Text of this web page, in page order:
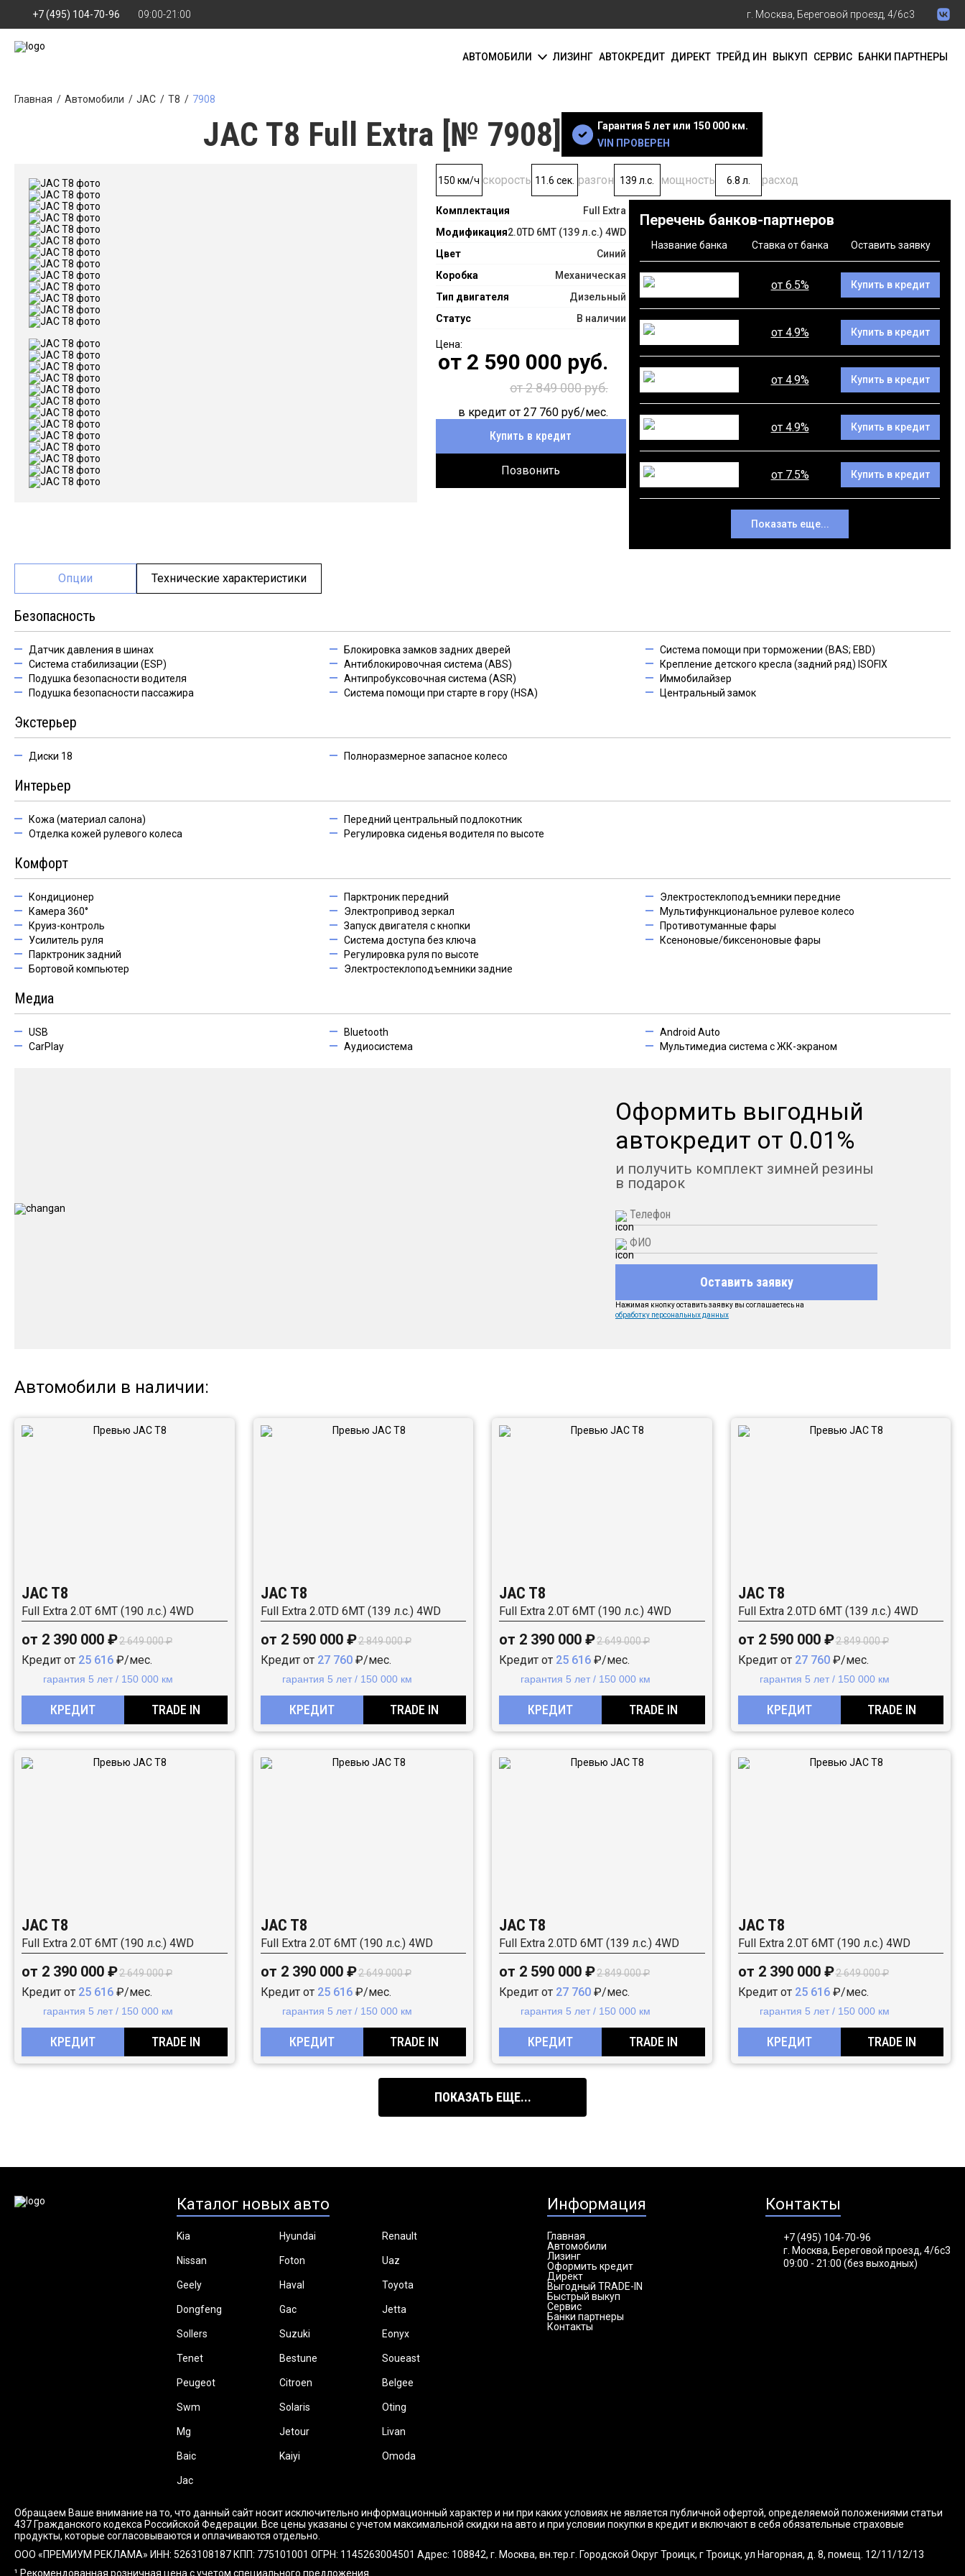
+7 (495) 104-70-96 09:00-21:00 г. Москва, Береговой проезд, 4/6с3
АВТОМОБИЛИ ЛИЗИНГ АВТОКРЕДИТ ДИРЕКТ ТРЕЙД ИН ВЫКУП СЕРВИС БАНКИ ПАРТНЕРЫ
Главная Автомобили JAC T8 7908
JAC T8 Full Extra [№ 7908]
Гарантия 5 лет или 150 000 км.
VIN ПРОВЕРЕН
Комплектация
Full Extra
Модификация2.0TD 6MT (139 л.с.) 4WD
Цвет
Синий
Коробка
Механическая
Тип двигателя
Дизельный
Статус
В наличии
150 км/ч скорость 11.6 сек. разгон 139 л.с. мощность 6.8 л. расход
от 2 590 000 руб.
от 2 849 000 руб.
в кредит от 27 760руб/мес.
Купить в кредит
Позвонить
Перечень банков-партнеров
Название банка Ставка от банка Оставить заявку
от 6.5% Купить в кредит
от 4.9% Купить в кредит
от 4.9% Купить в кредит
от 4.9% Купить в кредит
от 7.5% Купить в кредит
Показать еще...
Опции Технические характеристики
Безопасность
Датчик давления в шинах
Система стабилизации (ESP)
Подушка безопасности водителя
Подушка безопасности пассажира
Блокировка замков задних дверей
Антиблокировочная система (ABS)
Антипробуксовочная система (ASR)
Система помощи при старте в гору (HSA)
Система помощи при торможении (BAS; EBD)
Крепление детского кресла (задний ряд) ISOFIX
Иммобилайзер
Центральный замок
Экстерьер
Диски 18 Полноразмерное запасное колесо
Интерьер
Кожа (материал салона)
Отделка кожей рулевого колеса
Передний центральный подлокотник
Регулировка сиденья водителя по высоте
Комфорт
Кондиционер
Камера 360°
Круиз-контроль
Усилитель руля
Парктроник задний
Бортовой компьютер
Парктроник передний
Электропривод зеркал
Запуск двигателя с кнопки
Система доступа без ключа
Регулировка руля по высоте
Электростеклоподъемники задние
Электростеклоподъемники передние
Мультифункциональное рулевое колесо
Противотуманные фары
Ксеноновые/биксеноновые фары
Медиа
USB
CarPlay
Bluetooth
Аудиосистема
Android Auto
Мультимедиа система с ЖК-экраном
Оформить выгодный
автокредит от 0.01%
и получить комплект зимней резины
в подарок
Оставить заявку
Нажимая кнопку оставить заявку вы соглашаетесь на
обработку персональных данных
Автомобили в наличии:
JAC T8
Full Extra 2.0T 6MT (190 л.с.) 4WD
от 2 390 000 ₽2 649 000 ₽
Кредит от 25 616 ₽/мес.
гарантия 5 лет / 150 000 км
КРЕДИТ TRADE IN
JAC T8
Full Extra 2.0TD 6MT (139 л.с.) 4WD
от 2 590 000 ₽2 849 000 ₽
Кредит от 27 760₽/мес.
гарантия 5 лет / 150 000 км
КРЕДИТ TRADE IN
JAC T8
Full Extra 2.0T 6MT (190 л.с.) 4WD
от 2 390 000 ₽2 649 000 ₽
Кредит от 25 616 ₽/мес.
гарантия 5 лет / 150 000 км
КРЕДИТ TRADE IN
JAC T8
Full Extra 2.0TD 6MT (139 л.с.) 4WD
от 2 590 000 ₽2 849 000 ₽
Кредит от 27 760₽/мес.
гарантия 5 лет / 150 000 км
КРЕДИТ TRADE IN
JAC T8
Full Extra 2.0T 6MT (190 л.с.) 4WD
от 2 390 000 ₽2 649 000 ₽
Кредит от 25 616 ₽/мес.
гарантия 5 лет / 150 000 км
КРЕДИТ TRADE IN
JAC T8
Full Extra 2.0T 6MT (190 л.с.) 4WD
от 2 390 000 ₽2 649 000 ₽
Кредит от 25 616₽/мес.
гарантия 5 лет / 150 000 км
КРЕДИТ TRADE IN
JAC T8
Full Extra 2.0TD 6MT (139 л.с.) 4WD
от 2 590 000 ₽2 849 000 ₽
Кредит от 27 760 ₽/мес.
гарантия 5 лет / 150 000 км
КРЕДИТ TRADE IN
JAC T8
Full Extra 2.0T 6MT (190 л.с.) 4WD
от 2 390 000 ₽2 649 000 ₽
Кредит от 25 616₽/мес.
гарантия 5 лет / 150 000 км
КРЕДИТ TRADE IN
ПОКАЗАТЬ ЕЩЕ...
Каталог новых авто
Kia Hyundai Renault
Nissan Foton Uaz
Geely Haval Toyota
Dongfeng Gac Jetta
Sollers Suzuki Eonyx
Tenet Bestune Soueast
Peugeot Citroen Belgee
Swm Solaris Oting
Mg Jetour Livan
Baic Kaiyi Omoda
Jac
Информация
Главная
Автомобили
Лизинг
Оформить кредит
Директ
Выгодный TRADE-IN
Быстрый выкуп
Сервис
Банки партнеры
Контакты
Контакты
+7 (495) 104-70-96
г. Москва, Береговой проезд, 4/6с3
09:00 - 21:00 (без выходных)
Обращаем Ваше внимание на то, что данный сайт носит исключительно информационный характер и ни при каких условиях не является публичной офертой, определяемой положениями статьи
437 Гражданского кодекса Российской Федерации. Все цены указаны с учетом максимальной скидки на авто и при условии покупки в кредит и включают в себя обязательные страховые
продукты, которые согласовываются и оплачиваются отдельно.
ООО «ПРЕМИУМ РЕКЛАМА» ИНН: 5263108187 КПП: 775101001 ОГРН: 1145263004501 Адрес: 108842, г. Москва, вн.тер.г. Городской Округ Троицк, г Троицк, ул Нагорная, д. 8, помещ. 12/11/12/13
¹ Рекомендованная розничная цена с учетом специального предложения